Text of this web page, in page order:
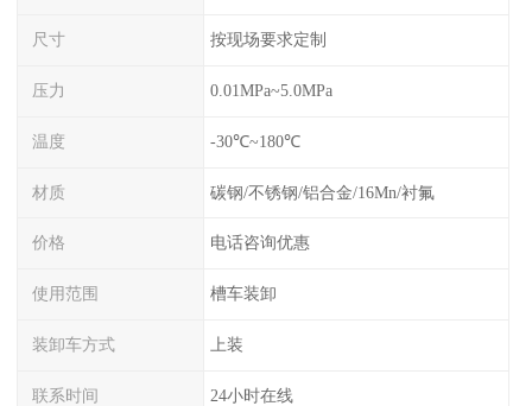
尺寸 按现场要求定制
压力 0.01MPa~5.0MPa
温度 -30℃~180℃
材质 碳钢/不锈钢/铝合金/16Mn/衬氟
价格 电话咨询优惠
使用范围 槽车装卸
装卸车方式 上装
联系时间 24小时在线